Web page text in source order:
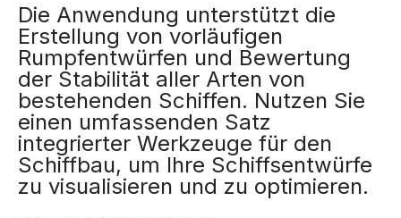
Die Anwendung unterstützt die
Erstellung von vorläufigen
Rumpfentwürfen und Bewertung
der Stabilität aller Arten von
bestehenden Schiffen. Nutzen Sie
einen umfassenden Satz
integrierter Werkzeuge für den
Schiffbau, um Ihre Schiffsentwürfe
zu visualisieren und zu optimieren.